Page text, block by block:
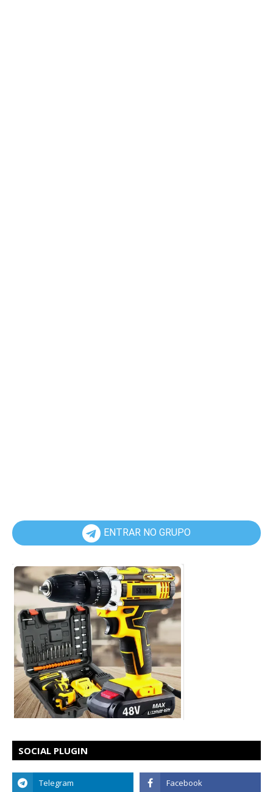
ENTRAR NO GRUPO
SOCIAL PLUGIN